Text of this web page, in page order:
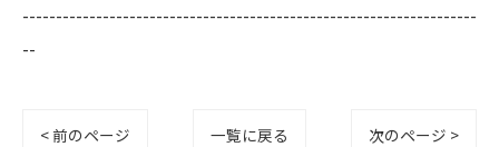
--------------------------------------------------------------------
--
< 前のページ 一覧に戻る 次のページ >